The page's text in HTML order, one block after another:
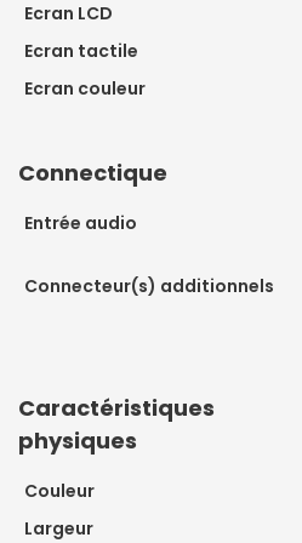
Ecran LCD
Ecran tactile
Ecran couleur
Connectique
Entrée audio
Connecteur(s) additionnels
Caractéristiques
physiques
Couleur
Largeur